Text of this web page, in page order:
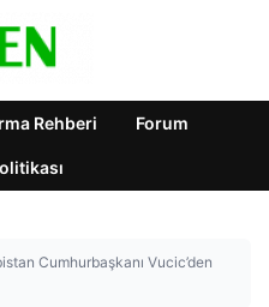
Rehberi Forum
Cumhurbaşkanı Vucic’den